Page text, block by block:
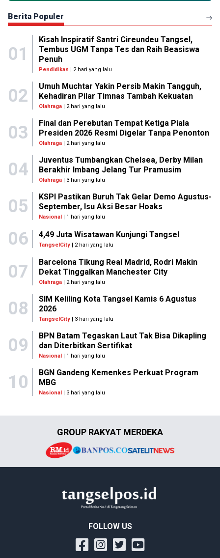
Berita Populer
01
Kisah Inspiratif Santri Cireundeu Tangsel,
Tembus UGM Tanpa Tes dan Raih Beasiswa
Penuh
Pendidikan | 2 hari yang lalu
02
Umuh Muchtar Yakin Persib Makin Tangguh,
Kehadiran Pilar Timnas Tambah Kekuatan
Olahraga| 2 hari yang lalu
03
Final dan Perebutan Tempat Ketiga Piala
Presiden 2026 Resmi Digelar Tanpa Penonton
Olahraga| 2 hari yang lalu
04
Juventus Tumbangkan Chelsea, Derby Milan
Berakhir Imbang Jelang Tur Pramusim
Olahraga| 3 hari yang lalu
05
KSPI Pastikan Buruh Tak Gelar Demo Agustus-
September, Isu Aksi Besar Hoaks
Nasional| 1 hari yang lalu
06 4,49 Juta Wisatawan Kunjungi Tangsel
TangselCity | 2 hari yang lalu
07
Barcelona Tikung Real Madrid, Rodri Makin
Dekat Tinggalkan Manchester City
Olahraga| 2 hari yang lalu
08
SIM Keliling Kota Tangsel Kamis 6 Agustus
2026
TangselCity| 3 hari yang lalu
09
BPN Batam Tegaskan Laut Tak Bisa Dikapling
dan Diterbitkan Sertifikat
Nasional| 1 hari yang lalu
10
BGN Gandeng Kemenkes Perkuat Program
MBG
Nasional| 3 hari yang lalu
GROUP RAKYAT MERDEKA
FOLLOW US